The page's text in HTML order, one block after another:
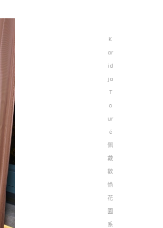
K
ar
id
ja
T
o
ur
é
佩
戴
歡
愉
花
園
系